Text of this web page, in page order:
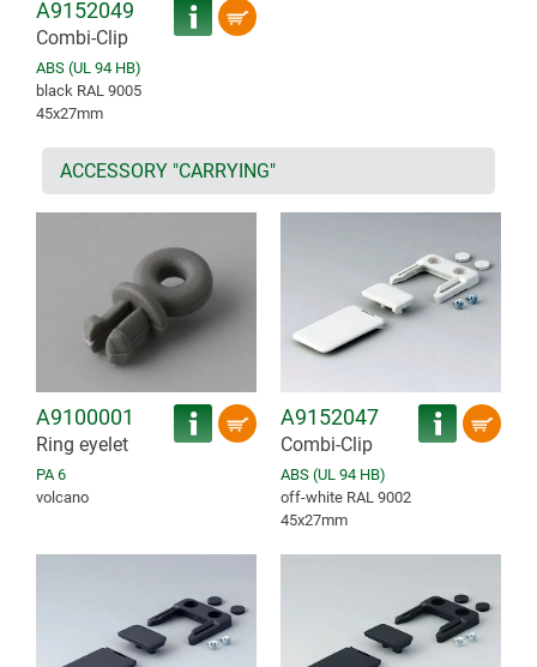
A9152049
Combi-Clip
ABS (UL 94 HB)
black RAL 9005
45x27mm
ACCESSORY "CARRYING"
A9100001
Ring eyelet
PA 6
volcano
A9152047
Combi-Clip
ABS (UL 94 HB)
off-white RAL 9002
45x27mm